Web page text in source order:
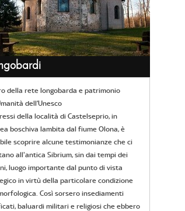
della rete longobarda e patrimonio
dell’Unesco
della località di Castelseprio, in
boschiva lambita dal fiume Olona, è
scoprire alcune testimonianze che ci
all'antica Sibrium, sin dai tempi dei
luogo importante dal punto di vista
in virtù della particolare condizione
Così sorsero insediamenti
baluardi militari e religiosi che ebbero